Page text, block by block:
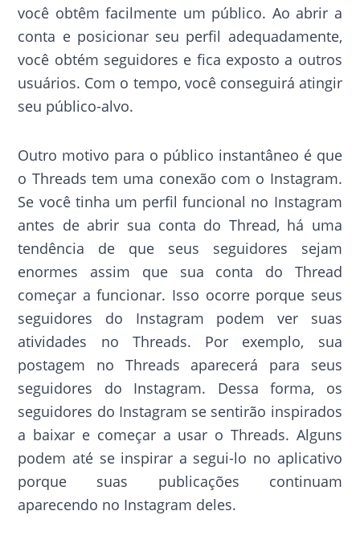
você obtêm facilmente um público. Ao abrir a
conta e posicionar seu perfil adequadamente,
você obtém seguidores e fica exposto a outros
usuários. Com o tempo, você conseguirá atingir
seu público-alvo.
Outro motivo para o público instantâneo é que
o Threads tem uma conexão com o Instagram.
Se você tinha um perfil funcional no Instagram
antes de abrir sua conta do Thread, há uma
tendência de que seus seguidores sejam
enormes assim que sua conta do Thread
começar a funcionar. Isso ocorre porque seus
seguidores do Instagram podem ver suas
atividades no Threads. Por exemplo, sua
postagem no Threads aparecerá para seus
seguidores do Instagram. Dessa forma, os
seguidores do Instagram se sentirão inspirados
a baixar e começar a usar o Threads. Alguns
podem até se inspirar a segui-lo no aplicativo
porque suas publicações continuam
aparecendo no Instagram deles.